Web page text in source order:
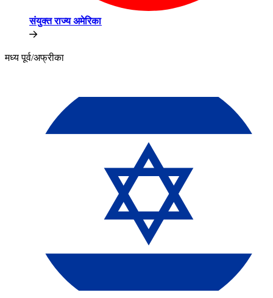
संयुक्त राज्य अमेरिका​​
मध्य पूर्व/अफ्रीका​​